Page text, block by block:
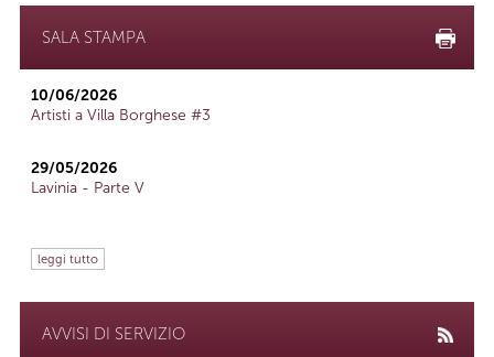
SALA STAMPA
10/06/2026
Artisti a Villa Borghese #3
29/05/2026
Lavinia - Parte V
leggi tutto
AVVISI DI SERVIZIO